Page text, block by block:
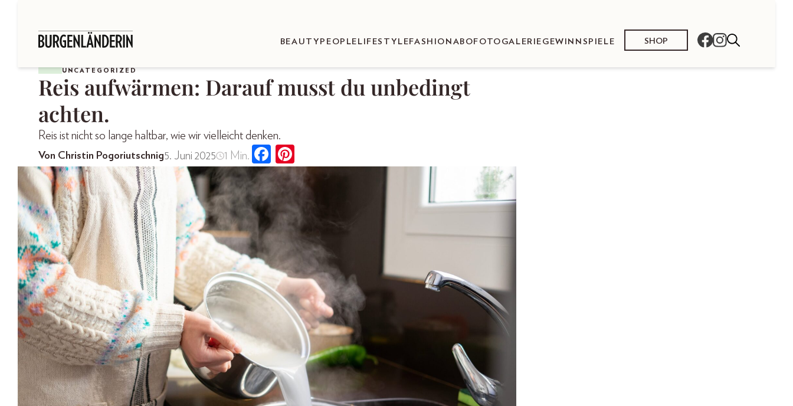
BEAUTY PEOPLE LIFESTYLEFASHION ABOFOTOGALERIE GEWINNSPIELE SHOP
UNCATEGORIZED
Reis aufwärmen: Darauf musst du unbedingt
achten.
Reis ist nicht so lange haltbar, wie wir vielleicht denken.
Von Christin Pogoriutschnig5. Juni 2025 1 Min.